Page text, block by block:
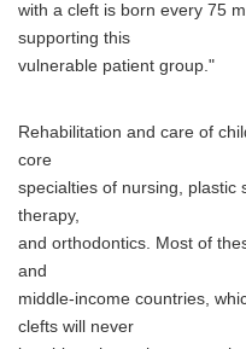
with a cleft is born every 75
supporting this
vulnerable patient group."
Rehabilitation and care of
core
specialties of nursing, plastic
therapy,
and orthodontics. Most of
and
middle-income countries,
clefts will never